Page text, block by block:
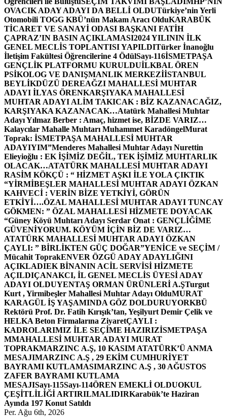
OVACIK ADAY ADAYI DA BELLİ OLDUTürkiye’nin Yerli
Otomobili TOGG KBÜ’nün Makam Aracı OlduKARABÜK
TİCARET VE SANAYİ ODASI BAŞKANI FATİH
ÇAPRAZ’IN BASIN AÇIKLAMASI2024 YILININ İLK
GENEL MECLİS TOPLANTISI YAPILDITürker İnanoğlu
İletişim Fakültesi Öğrencilerine 4 ÖdülSayı-116İSMETPAŞA
GENÇLİK PLATFORMU KURULDUİLKBAL ÖREN
PSİKOLOG VE DANIŞMANLIK MERKEZİİSTANBUL
BEYLİKDÜZÜ DEREAĞZI MAHALLESİ MUHTAR
ADAYI İLYAS ÖRENKARŞIYAKA MAHALLESİ
MUHTAR ADAYI ALİM TAKICAK : BİZ KAZANACAĞIZ,
KARŞIYAKA KAZANACAK…Atatürk Mahallesi Muhtar
Adayı Yılmaz Berber : Amaç, hizmet ise, BİZDE VARIZ…
Kalaycılar Mahalle Muhtarı Muhammet KaradöngelMurat
Toprak: İSMETPAŞA MAHALLESİ MUHTAR
ADAYIYIM”Menderes Mahallesi Muhtar Adayı Nurettin
Elieyioğlu : EK İŞİMİZ DEĞİL, TEK İŞİMİZ MUHTARLIK
OLACAK…ATATÜRK MAHALLESİ MUHTAR ADAYI
RASİM KÖKÇÜ : “ HİZMET AŞKI İLE YOLA ÇIKTIK
“YİRMİBEŞLER MAHALLESİ MUHTAR ADAYI ÖZKAN
KAHVECİ : VERİN BİZE YETKİYİ, GÖRÜN
ETKİYİ….ÖZAL MAHALLESİ MUHTAR ADAYI TUNCAY
GÖKMEN: ” ÖZAL MAHALLESİ HİZMETE DOYACAK
“Güney Köyü Muhtarı Adayı Serdar Onat : GENÇLİĞİME
GÜVENİYORUM. KÖYÜM İÇİN BİZ DE VARIZ…
ATATÜRK MAHALLESİ MUHTAR ADAYI ÖZKAN
ÇAYLI: ” BİRLİKTEN GÜÇ DOĞAR”YENİCE ve SEÇİM /
Mücahit ToprakENVER ÖZGÜ ADAY ADAYLIĞINI
AÇIKLADIEK BİNANIN ACİL SERVİSİ HİZMETE
AÇILDIÇANAKCI, İL GENEL MECLİS ÜYESİ ADAY
ADAYI OLDUYENTAŞ ORMAN ÜRÜNLERİ A.ŞTurgut
Kurt , Yirmibeşler Mahallesi Muhtar Adayı OlduMURAT
KARAGÜL İŞ YAŞAMINDA GÖZ DOLDURUYORKBÜ
Rektörü Prof. Dr. Fatih Kırışık’tan, Yeşilyurt Demir Çelik ve
HELKA Beton Firmalarına ZiyaretÇAYLI :
KADROLARIMIZ İLE SEÇİME HAZIRIZİSMETPAŞA
MMAHALLESİ MUHTAR ADAYI MURAT
TOPRAKMARZINC A.Ş, 10 KASIM ATATÜRK’Ü ANMA
MESAJIMARZINC A.Ş , 29 EKİM CUMHURİYET
BAYRAMI KUTLAMASIMARZINC A.Ş , 30 AĞUSTOS
ZAFER BAYRAMI KUTLAMA
MESAJISayı-115Sayı-114ÖREN EMEKLİ OLDUOKUL
ÇEŞİTLİLİĞİ ARTIRILMALIDIRKarabük’te Haziran
Ayında 197 Konut Satıldı
Per. Ağu 6th, 2026